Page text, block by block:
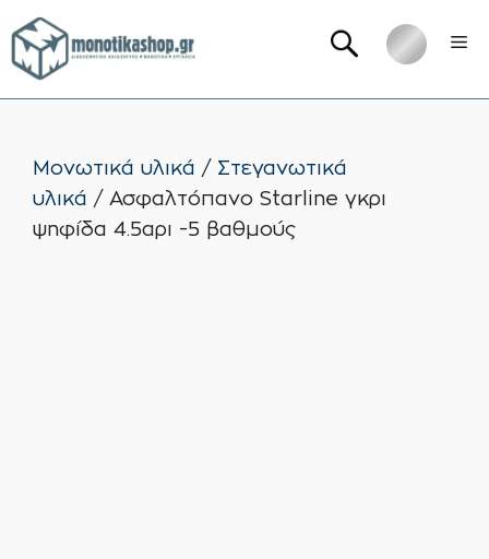
Μετάβαση
σε
περιεχόμενο
Μονωτικά υλικά / Στεγανωτικά
υλικά / Ασφαλτόπανο Starline γκρι
ψηφίδα 4.5αρι -5 βαθμούς